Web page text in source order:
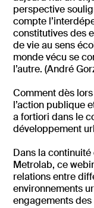
perspective
compte
constitutives des
de vie au sens
monde vécu se
l’autre. (André
Comment dès
l’action publique
a fortiori dans le
développement
Dans la
Metrolab, ce
relations entre
environnements
engagements